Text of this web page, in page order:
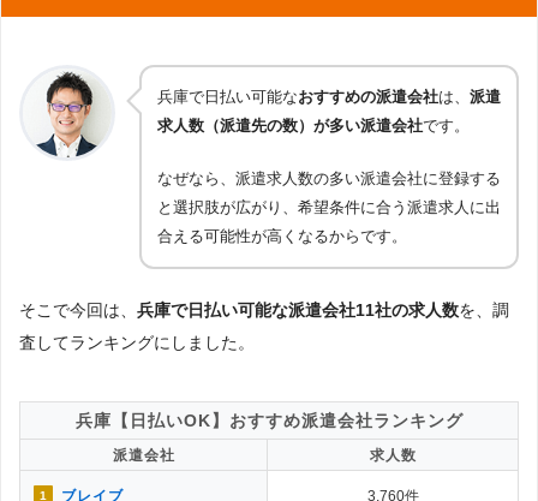
兵庫で日払い可能なおすすめの派遣会社は、 派遣
求人数（派遣先の数）が多い派遣会社です。
なぜなら、派遣求人数の多い派遣会社に登録する
と選択肢が広がり、希望条件に合う派遣求人に出
合える可能性が高くなるからです。
そこで今回は、 兵庫で日払い可能な派遣会社11社の求人数を、調
査してランキングにしました。
兵庫【日払いOK】おすすめ派遣会社ランキング
派遣会社 求人数
1 ブレイブ 3,760件